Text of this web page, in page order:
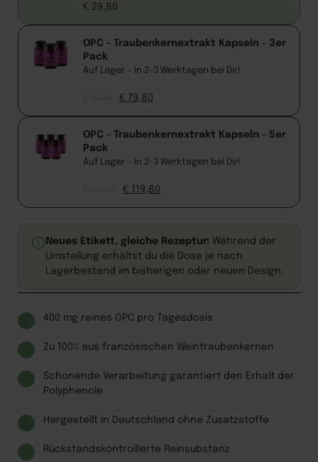
€ 29,80
OPC - Traubenkernextrakt Kapseln - 3er
Pack
Auf Lager – In 2-3 Werktagen bei Dir!
€ 79,80
OPC - Traubenkernextrakt Kapseln - 5er
Pack
Auf Lager – In 2-3 Werktagen bei Dir!
€ 119,80
Neues Etikett, gleiche Rezeptur: Während der
Umstellung erhältst du die Dose je nach
Lagerbestand im bisherigen oder neuen Design.
400 mg reines OPC pro Tagesdosis
Zu 100% aus französischen Weintraubenkernen
Schonende Verarbeitung garantiert den Erhalt der
Polyphenole
Hergestellt in Deutschland ohne Zusatzstoffe
Rückstandskontrollierte Reinsubstanz